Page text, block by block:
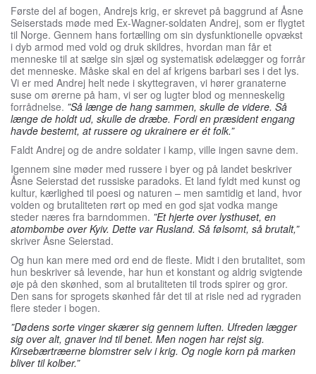
Første del af bogen, Andrejs krig, er skrevet på baggrund af Åsne
Seiserstads møde med Ex-Wagner-soldaten Andrej, som er flygtet
til Norge. Gennem hans fortælling om sin dysfunktionelle opvækst
i dyb armod med vold og druk skildres, hvordan man får et
menneske til at sælge sin sjæl og systematisk ødelægger og forrår
det menneske. Måske skal en del af krigens barbari ses i det lys.
Vi er med Andrej helt nede i skyttegraven, vi hører granaterne
suse om ørerne på ham, vi ser og lugter blod og menneskelig
forrådnelse. ”Så længe de hang sammen, skulle de videre. Så
længe de holdt ud, skulle de dræbe. Fordi en præsident engang
havde bestemt, at russere og ukrainere er ét folk.”
Faldt Andrej og de andre soldater i kamp, ville ingen savne dem.
Igennem sine møder med russere i byer og på landet beskriver
Åsne Seierstad det russiske paradoks. Et land fyldt med kunst og
kultur, kærlighed til poesi og naturen – men samtidig et land, hvor
volden og brutaliteten rørt op med en god sjat vodka mange
steder næres fra barndommen. ”Et hjerte over lysthuset, en
atombombe over Kyiv. Dette var Rusland. Så følsomt, så brutalt,”
skriver Åsne Seierstad.
Og hun kan mere med ord end de fleste. Midt i den brutalitet, som
hun beskriver så levende, har hun et konstant og aldrig svigtende
øje på den skønhed, som al brutaliteten til trods spirer og gror.
Den sans for sprogets skønhed får det til at risle ned ad rygraden
flere steder i bogen.
”Dødens sorte vinger skærer sig gennem luften. Ufreden lægger
sig over alt, gnaver ind til benet. Men nogen har rejst sig.
Kirsebærtræerne blomstrer selv i krig. Og nogle korn på marken
bliver til kolber.”